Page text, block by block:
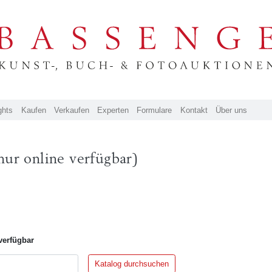
Kaufen Verkaufen Experten Formulare Kontakt Über uns
online verfügbar)